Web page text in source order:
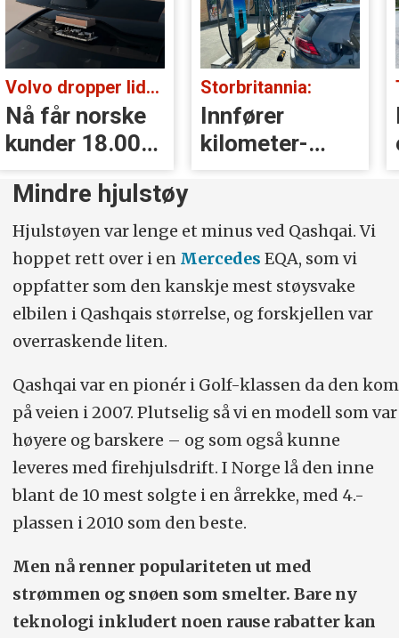
Storbritannia:
Innfører
kilometer­
avgift for
elbiler
Tatt i kontroll:
Kjørte med
eksosanlegget
på taket (!)
Mindre hjulstøy
Hjulstøyen var lenge et minus ved Qashqai. Vi
hoppet rett over i en Mercedes EQA, som vi
oppfatter som den kanskje mest støysvake
elbilen i Qashqais størrelse, og forskjellen var
overraskende liten.
Qashqai var en pionér i Golf-klassen da den kom
på veien i 2007. Plutselig så vi en modell som var
høyere og barskere – og som også kunne
leveres med firehjulsdrift. I Norge lå den inne
blant de 10 mest solgte i en årrekke, med 4.-
plassen i 2010 som den beste.
Men nå renner populariteten ut med
strømmen og snøen som smelter. Bare ny
teknologi inkludert noen rause rabatter kan